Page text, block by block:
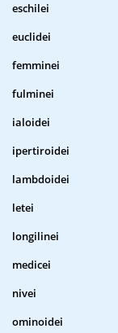
eschilei
euclidei
femminei
fulminei
ialoidei
ipertiroidei
lambdoidei
letei
longilinei
medicei
nivei
ominoidei